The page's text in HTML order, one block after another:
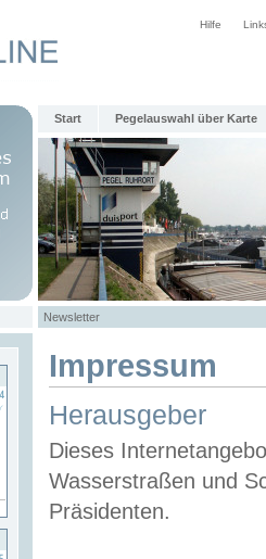
Hilfe
Start Pegelauswahl über Karte
Newsletter
Impressum
Herausgeber
Dieses
Wasserstraßen und
Präsidenten.